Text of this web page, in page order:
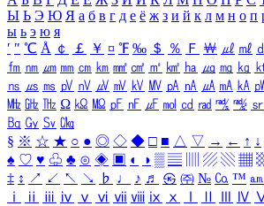
Ы Ь Э Ю Я а б в г д е ё ж з и й к л м н о п
ы ь э ю я
′ ″ ℃ Å ￠ ￡ ￥ ¤ ℉ ‰ ＄ ％ Ｆ ￦ ㎕ ㎖
㎙ ㎚ ㎛ ㎜ ㎝ ㎞ ㎟ ㎠ ㎡ ㎢ ㏊ ㎍ ㎎ ㎏
㎱ ㎲ ㎳ ㎴ ㎵ ㎶ ㎷ ㎸ ㎹ ㎀ ㎁ ㎂ ㎃ ㎄
㎒ ㎓ ㎔ Ω ㏀ ㏁ ㎊ ㎋ ㎌ ㏖ ㏅ ㎭ ㎮ ㎯ ㏛
㏃ ㏉ ㏜ ㏆
§ ※ ☆ ★ ○ ● ◎ ◇ ◆ □ ■ △ ▽ → ← ↑ ↓
♠ ♡ ♥ ♧ ♣ ⊙ ◈ ▣ ◐ ◑ ▒ ▤ ▨ ▧ ▦
‡ ↕ ↗ ↙ ↖ ↘ ♭ ♩ ♪ ♬ ㉿ ㈜ № ㏇ ™ ㏂
ⅰ
ⅱ ⅲ ⅳ ⅴ ⅵ ⅶ ⅷ ⅸ ⅹ Ⅳ